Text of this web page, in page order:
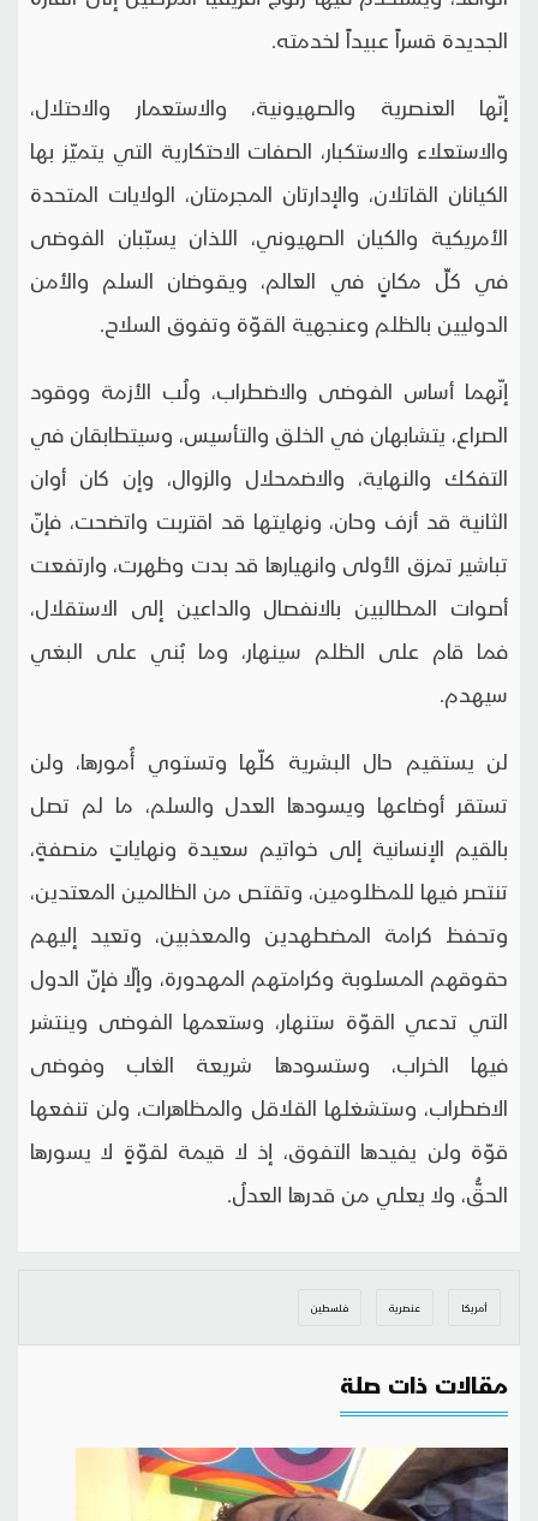
الجديدة قسراً عبيداً لخدمته.
إنّها العنصرية والصهيونية، والاستعمار والاحتلال،
والاستعلاء والاستكبار، الصفات الاحتكارية التي يتميّز بها
الكيانان القاتلان، والإدارتان المجرمتان، الولايات المتحدة
الأمريكية والكيان الصهيوني، اللذان يسبّبان الفوضى
في كلِّ مكانٍ في العالم، ويقوضان السلم والأمن
الدوليين بالظلم وعنجهية القوّة وتفوق السلاح.
إنّهما أساس الفوضى والاضطراب، ولُب الأزمة ووقود
الصراع، يتشابهان في الخلق والتأسيس، وسيتطابقان في
التفكك والنهاية، والاضمحلال والزوال، وإن كان أوان
الثانية قد أزف وحان، ونهايتها قد اقتربت واتضحت، فإنّ
تباشير تمزق الأولى وانهيارها قد بدت وظهرت، وارتفعت
أصوات المطالبين بالانفصال والداعين إلى الاستقلال،
فما قام على الظلم سينهار، وما بُني على البغي
سيهدم.
لن يستقيم حال البشرية كلّها وتستوي أُمورها، ولن
تستقر أوضاعها ويسودها العدل والسلم، ما لم تصل
بالقيم الإنسانية إلى خواتيم سعيدة ونهاياتٍ منصفةٍ،
تنتصر فيها للمظلومين، وتقتص من الظالمين المعتدين،
وتحفظ كرامة المضطهدين والمعذبين، وتعيد إليهم
حقوقهم المسلوبة وكرامتهم المهدورة، وإلّا فإنّ الدول
التي تدعي القوّة ستنهار، وستعمها الفوضى وينتشر
فيها الخراب، وستسودها شريعة الغاب وفوضى
الاضطراب، وستشغلها القلاقل والمظاهرات، ولن تنفعها
قوّة ولن يفيدها التفوق، إذ لا قيمة لقوّةٍ لا يسورها
الحقُّ، ولا يعلي من قدرها العدلُ.
أمريكا عنصرية فلسطين
مقالات ذات صلة